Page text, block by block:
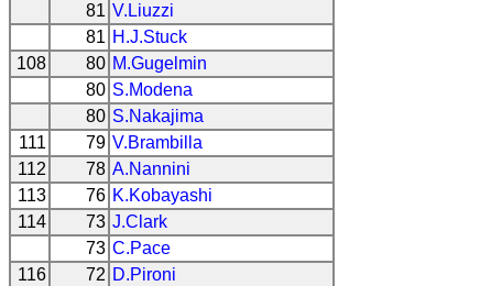
81 V.Liuzzi
81 H.J.Stuck
108
80 M.Gugelmin
80 S.Modena
80 S.Nakajima
111
79 V.Brambilla
112
78 A.Nannini
113
76 K.Kobayashi
114
73 J.Clark
73 C.Pace
116
72 D.Pironi